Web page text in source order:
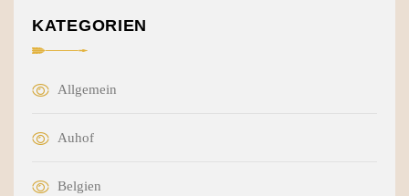
KATEGORIEN
Allgemein
Auhof
Belgien